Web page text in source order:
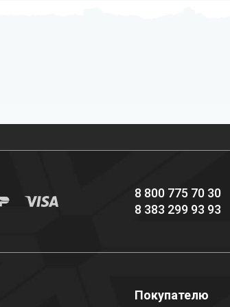
8 800 775 70 30
8 383 299 93 93
Покупателю